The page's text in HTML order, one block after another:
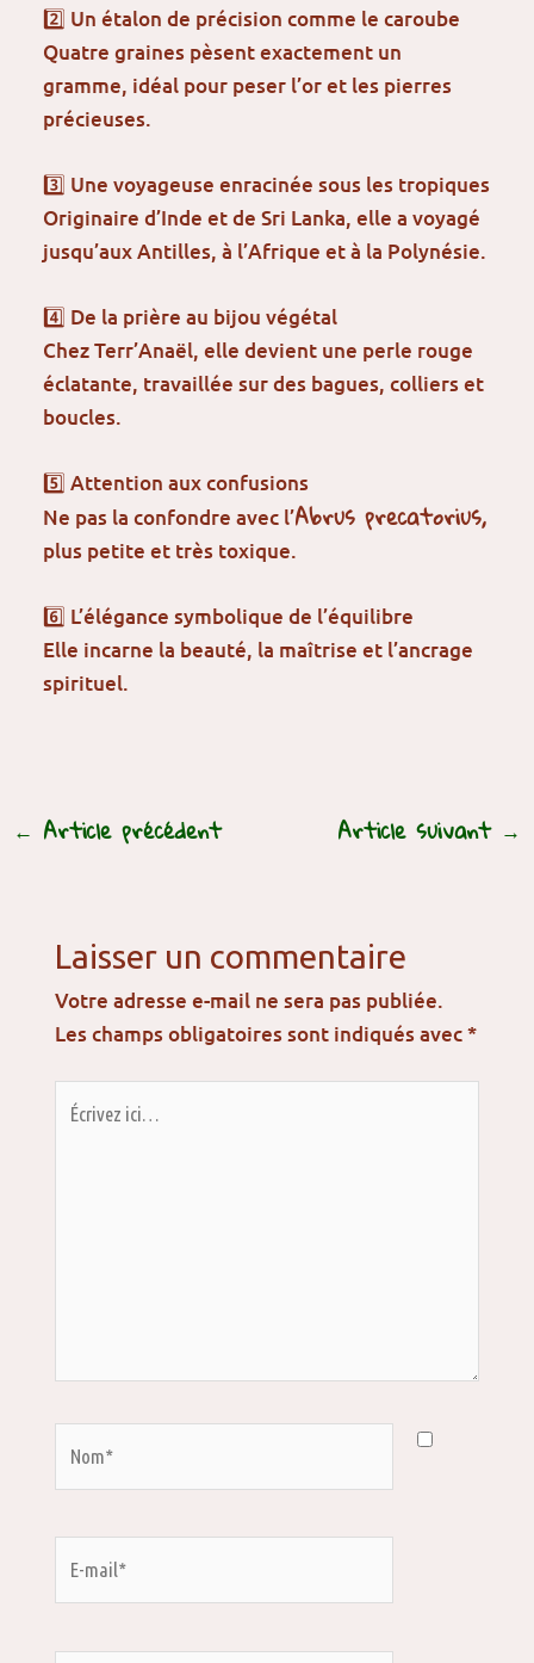
2️⃣ Un étalon de précision comme le caroube
Quatre graines pèsent exactement un
gramme, idéal pour peser l’or et les pierres
précieuses.
3️⃣ Une voyageuse enracinée sous les tropiques
Originaire d’Inde et de Sri Lanka, elle a voyagé
jusqu’aux Antilles, à l’Afrique et à la Polynésie.
4️⃣ De la prière au bijou végétal
Chez Terr’Anaël, elle devient une perle rouge
éclatante, travaillée sur des bagues, colliers et
boucles.
5️⃣ Attention aux confusions
Ne pas la confondre avec l’Abrus precatorius,
plus petite et très toxique.
6️⃣ L’élégance symbolique de l’équilibre
Elle incarne la beauté, la maîtrise et l’ancrage
spirituel.
← Article précédent Article suivant →
Laisser un commentaire
Votre adresse e-mail ne sera pas publiée.
Les champs obligatoires sont indiqués avec*
Écrivez
ici…
mail*